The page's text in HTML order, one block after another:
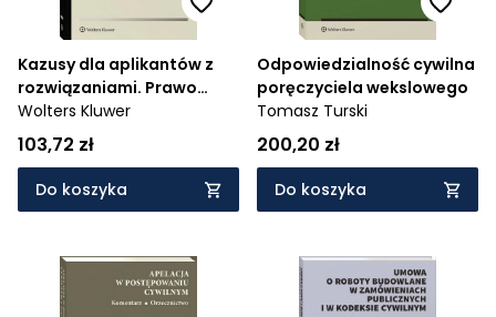
Kazusy dla aplikantów z
rozwiązaniami. Prawo
cywilne, postępowanie
cywilne, prawo karne,
postępowanie karne
Wolters Kluwer
103,72 zł
Do koszyka
Odpowiedzialność cywilna
poręczyciela wekslowego
Tomasz Turski
200,20 zł
Do koszyka